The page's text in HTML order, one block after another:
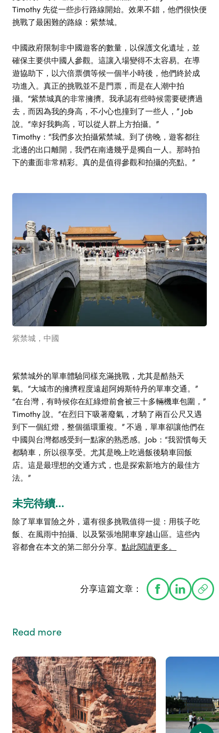
Timothy 先從一些步行路線開始。效果不錯，他們很快便
挑戰了最困難的路線：紫禁城。
中國政府限制非中國遊客的數量，以保護文化遺址，並
確保主要供中國人參觀。這讓入場變得不太容易。在導
遊協助下，以六倍票價等候一個半小時後，他們終於成
功進入。真正的挑戰並不是門票，而是在人潮中拍
攝。“紫禁城真的非常擁擠。我承認有些時候需要硬擠過
去，而因為我的身高，不小心也撞到了一些人，” Job
說。“幸好我夠高，可以從人群上方拍攝。”
Timothy：“我們多次拍攝紫禁城。到了傍晚，遊客都往
北邊的出口離開，我們在南邊幾乎是獨自一人。那時拍
下的畫面非常精彩。真的是值得參觀和拍攝的亮點。”
紫禁城，中國
紫禁城外的單車體驗同樣充滿挑戰，尤其是酷熱天
氣。“大城市的擁擠程度遠超阿姆斯特丹的單車交通。”
“在台灣，有時候你在紅綠燈前會被三十多輛機車包圍，”
Timothy 說。“在烈日下吸著廢氣，才騎了兩百公尺又遇
到下一個紅燈，整個循環重複。” 不過，單車卻讓他們在
中國與台灣都感受到一點家的熟悉感。Job：“我習慣每天
都騎車，所以很享受。尤其是晚上吃過飯後騎車回飯
店。這是最理想的交通方式，也是探索新地方的最佳方
法。”
未完待續…
除了單車冒險之外，還有很多挑戰值得一提：用筷子吃
飯、在風雨中拍攝、以及緊張地開車穿越山區。這些內
容都會在本文的第二部分分享。 點此閱讀更多。
分享這篇文章：
Read more